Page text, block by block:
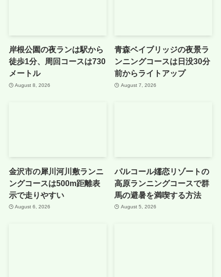
岸根公園の夜ランは駅から
徒歩1分、周回コースは730
メートル
August 8, 2026
青森ベイブリッジの夜景ラ
ンニングコースは日没30分
前からライトアップ
August 7, 2026
金沢市の犀川河川敷ランニ
ングコースは500m距離表
示で走りやすい
August 6, 2026
パルコール嬬恋リゾートの
高原ランニングコースで群
馬の避暑を満喫する方法
August 5, 2026